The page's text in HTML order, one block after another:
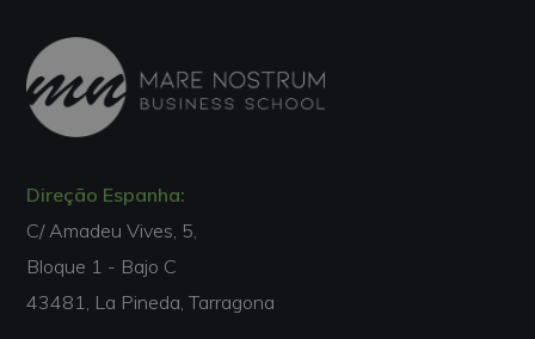
Direção Espanha:
C/ Amadeu Vives, 5,
Bloque 1 - Bajo C
43481, La Pineda, Tarragona